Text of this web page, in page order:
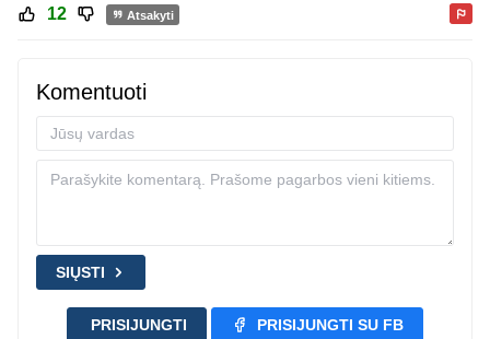
12 Atsakyti
Komentuoti
SIŲSTI
PRISIJUNGTI PRISIJUNGTI SU FB